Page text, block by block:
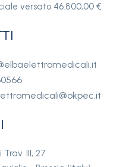
versato 46.800,00 €
III, 27